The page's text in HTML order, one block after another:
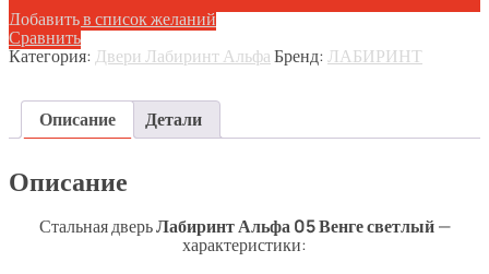
Добавить в список желаний
Сравнить
Категория: Двери Лабиринт АльфаБренд: ЛАБИРИНТ
Описание Детали
Описание
Стальная дверьЛабиринт Альфа 05 Венге светлый—
характеристики: